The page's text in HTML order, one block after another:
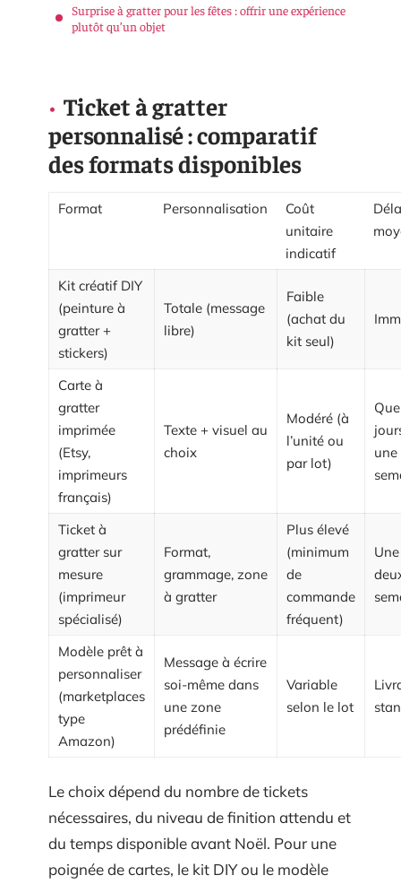
Surprise à gratter pour les fêtes : offrir une expérience
plutôt qu’un objet
Ticket à gratter
personnalisé : comparatif
des formats disponibles
Format Personnalisation
Coût
unitaire
indicatif
Kit créatif DIY
(peinture à
gratter +
stickers)
Totale (message
libre)
Faible
(achat du
kit seul)
Carte à
gratter
imprimée
(Etsy,
imprimeurs
français)
Texte + visuel au
choix
Modéré (à
l’unité ou
par lot)
une
Ticket à
gratter sur
mesure
(imprimeur
spécialisé)
Format,
grammage, zone
à gratter
Plus élevé
(minimum
de
commande
fréquent)
Modèle prêt à
personnaliser
(marketplaces
type
Amazon)
Message à écrire
soi-même dans
une zone
prédéfinie
Variable
selon le lot
Le choix dépend du nombre de tickets
nécessaires, du niveau de finition attendu et
du temps disponible avant Noël. Pour une
poignée de cartes, le kit DIY ou le modèle